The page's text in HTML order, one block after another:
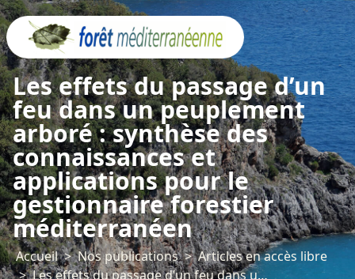
Les effets du passage d’un
feu dans un peuplement
arboré : synthèse des
connaissances et
applications pour le
gestionnaire forestier
méditerranéen
Accueil Nos publications
Articles en accès libre
Les effets du passage d’un feu dans un peuplement arboré : synthèse des connaissances et applications pour le gestionnaire forestier méditerranéen
Panneau de gestion des cookies